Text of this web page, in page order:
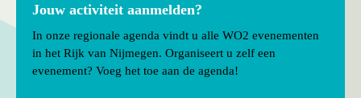
Jouw activiteit aanmelden?
In onze regionale agenda vindt u alle WO2 evenementen
in het Rijk van Nijmegen. Organiseert u zelf een
evenement? Voeg het toe aan de agenda!